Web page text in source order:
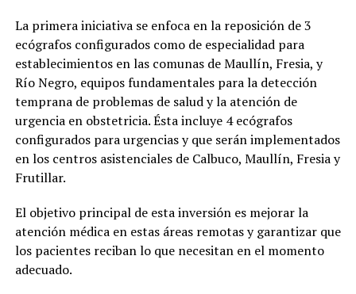
La primera iniciativa se enfoca en la reposición de 3
ecógrafos configurados como de especialidad para
establecimientos en las comunas de Maullín, Fresia, y
Río Negro, equipos fundamentales para la detección
temprana de problemas de salud y la atención de
urgencia en obstetricia. Ésta incluye 4 ecógrafos
configurados para urgencias y que serán implementados
en los centros asistenciales de Calbuco, Maullín, Fresia y
Frutillar.
El objetivo principal de esta inversión es mejorar la
atención médica en estas áreas remotas y garantizar que
los pacientes reciban lo que necesitan en el momento
adecuado.